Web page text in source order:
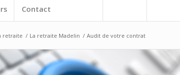
Contact
retraite / La retraite Madelin / Audit de votre contrat